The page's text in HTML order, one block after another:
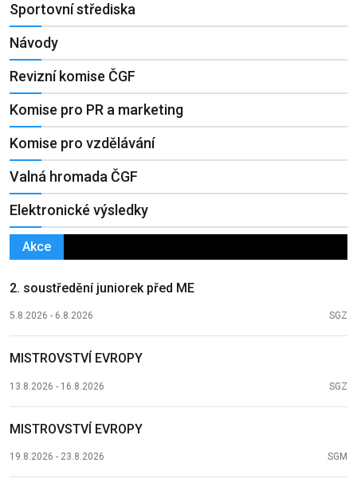
Sportovní střediska
Návody
Revizní komise ČGF
Komise pro PR a marketing
Komise pro vzdělávání
Valná hromada ČGF
Elektronické výsledky
Akce
2. soustředění juniorek před ME
5.8.2026 - 6.8.2026 SGZ
MISTROVSTVÍ EVROPY
13.8.2026 - 16.8.2026 SGZ
MISTROVSTVÍ EVROPY
19.8.2026 - 23.8.2026 SGM